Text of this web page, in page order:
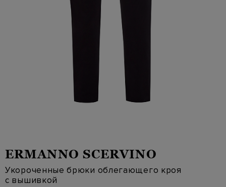
ERMANNO SCERVINO
Укороченные брюки облегающего кроя
с вышивкой